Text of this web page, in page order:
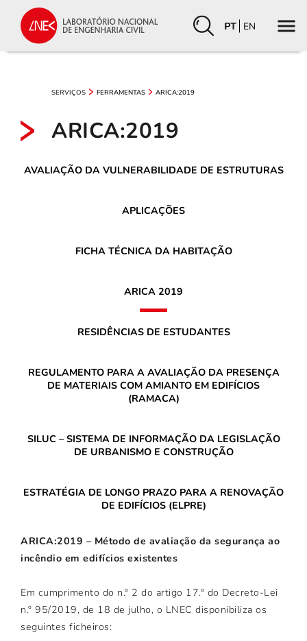
PT EN
SERVIÇOS FERRAMENTAS ARICA:2019
ARICA:2019
AVALIAÇÃO DA VULNERABILIDADE DE ESTRUTURAS
APLICAÇÕES
FICHA TÉCNICA DA HABITAÇÃO
ARICA 2019
RESIDÊNCIAS DE ESTUDANTES
REGULAMENTO PARA A AVALIAÇÃO DA PRESENÇA
DE MATERIAIS COM AMIANTO EM EDIFÍCIOS
(RAMACA)
SILUC – SISTEMA DE INFORMAÇÃO DA LEGISLAÇÃO
DE URBANISMO E CONSTRUÇÃO
ESTRATÉGIA DE LONGO PRAZO PARA A RENOVAÇÃO
DE EDIFÍCIOS (ELPRE)
ARICA:2019 – Método de avaliação da segurança ao
incêndio em edifícios existentes
Em cumprimento do n.º 2 do artigo 17.º do Decreto-Lei
n.º 95/2019, de 18 de julho, o LNEC disponibiliza os
seguintes ficheiros: